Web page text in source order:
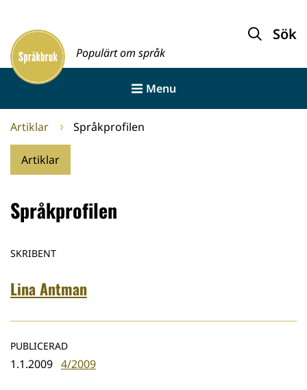
innehållet
Framsida
Populärt om språk
Sök
Menu
Artiklar Språkprofilen
Artiklar
Språkprofilen
SKRIBENT
Lina Antman
PUBLICERAD
1.1.2009 4/2009